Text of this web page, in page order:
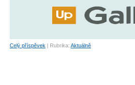
Celý příspěvek | Rubrika: Aktuálně